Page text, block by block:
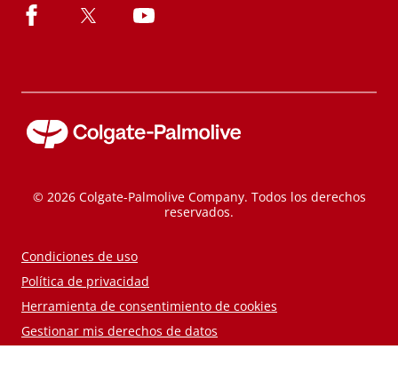
© 2026 Colgate-Palmolive Company. Todos los derechos
reservados.
Condiciones de uso
Política de privacidad
Herramienta de consentimiento de cookies
Gestionar mis derechos de datos